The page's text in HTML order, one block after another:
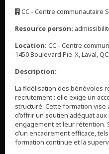
CC - Centre communautaire
Resource person:
Location: CC - Centre
1450 Boulevard Pie-X, Laval,
Description:
La fidélisation des bénévoles
recrutement : elle exige un
structuré. Cette formation
d’offrir un soutien adéquat
engagement et leur rétention.
d’un encadrement efficace,
formation continue et la